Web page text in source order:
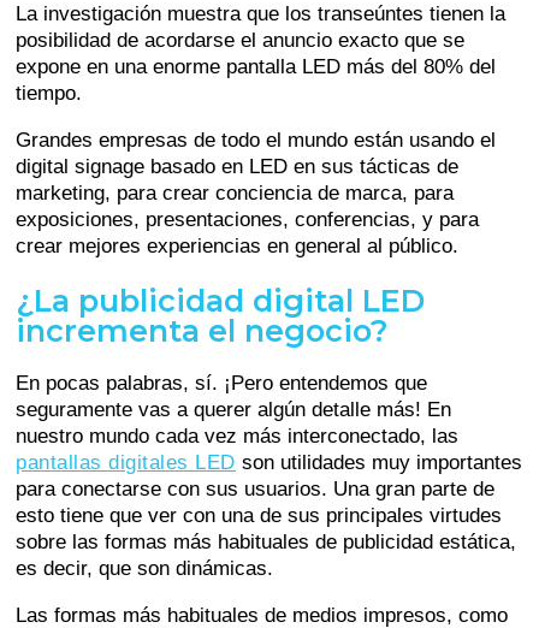
La investigación muestra que los transeúntes tienen la
posibilidad de acordarse el anuncio exacto que se
expone en una enorme pantalla LED más del 80% del
tiempo.
Grandes empresas de todo el mundo están usando el
digital signage basado en LED en sus tácticas de
marketing, para crear conciencia de marca, para
exposiciones, presentaciones, conferencias, y para
crear mejores experiencias en general al público.
¿La publicidad digital LED
incrementa el negocio?
En pocas palabras, sí. ¡Pero entendemos que
seguramente vas a querer algún detalle más! En
nuestro mundo cada vez más interconectado, las
pantallas digitales LED son utilidades muy importantes
para conectarse con sus usuarios. Una gran parte de
esto tiene que ver con una de sus principales virtudes
sobre las formas más habituales de publicidad estática,
es decir, que son dinámicas.
Las formas más habituales de medios impresos, como